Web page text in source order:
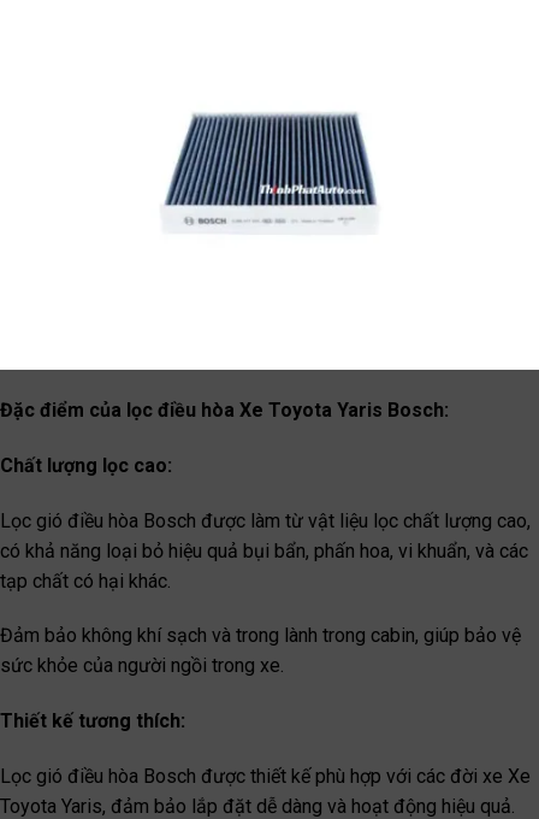
Đặc điểm của lọc điều hòa Xe Toyota Yaris Bosch:
Chất lượng lọc cao:
Lọc gió điều hòa Bosch được làm từ vật liệu lọc chất lượng cao,
có khả năng loại bỏ hiệu quả bụi bẩn, phấn hoa, vi khuẩn, và các
tạp chất có hại khác.
Đảm bảo không khí sạch và trong lành trong cabin, giúp bảo vệ
sức khỏe của người ngồi trong xe.
Thiết kế tương thích:
Lọc gió điều hòa Bosch được thiết kế phù hợp với các đời xe Xe
Toyota Yaris, đảm bảo lắp đặt dễ dàng và hoạt động hiệu quả.